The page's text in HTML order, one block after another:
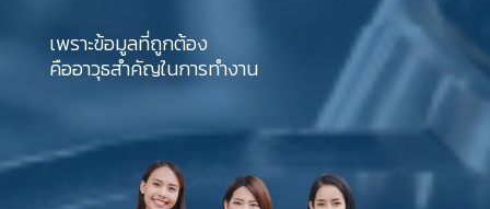
เพราะข้อมูลที่ถูกต้อง
คืออาวุธสำคัญในการทำงาน